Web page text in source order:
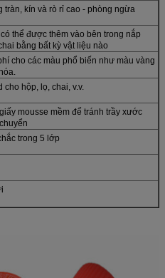
tràn, kín và rò rỉ cao - phòng ngừa
thể được thêm vào bên trong nắp
bằng bất kỳ vật liệu nào
cho các màu phổ biến như màu vàng
cho hộp, lọ, chai, v.v.
mousse mềm để tránh trầy xước
trong 5 lớp